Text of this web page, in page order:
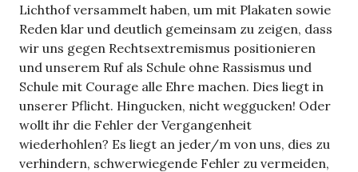
Lichthof versammelt haben, um mit Plakaten sowie
Reden klar und deutlich gemeinsam zu zeigen, dass
wir uns gegen Rechtsextremismus positionieren
und unserem Ruf als Schule ohne Rassismus und
Schule mit Courage alle Ehre machen. Dies liegt in
unserer Pflicht. Hingucken, nicht weggucken! Oder
wollt ihr die Fehler der Vergangenheit
wiederhohlen? Es liegt an jeder/m von uns, dies zu
verhindern, schwerwiegende Fehler zu vermeiden,